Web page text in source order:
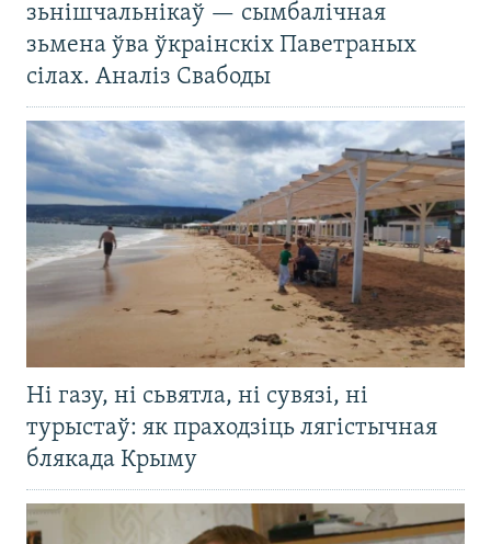
зьнішчальнікаў — сымбалічная
зьмена ўва ўкраінскіх Паветраных
сілах. Аналіз Свабоды
Ні газу, ні сьвятла, ні сувязі, ні
турыстаў: як праходзіць лягістычная
блякада Крыму